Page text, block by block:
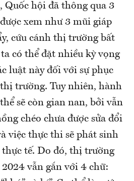
Quốc hội đã thông qua 3
xem như 3 mũi giáp
cứu cánh thị trường bất
có thể đặt nhiều kỳ vọng
luật này đối với sự phục
trường. Tuy nhiên, hành
sẽ còn gian nan, bởi vẫn
chéo chưa được sửa đổi
việc thực thi sẽ phát sinh
tế. Do đó, thị trường
vẫn gắn với 4 chữ: